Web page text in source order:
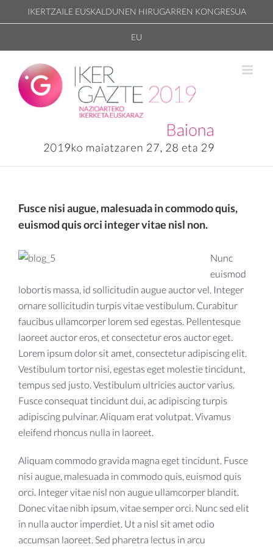
to
IKERTZAILE EUSKALDUNEN HIRUGARREN KONGRESUA
EU
Fusce nisi augue, malesuada in commodo quis,
euismod quis orci integer vitae nisl non.
Nunc
euismod
lobortis massa, id sollicitudin augue auctor vel. Integer
ornare sollicitudin turpis vitae vestibulum. Curabitur
faucibus ullamcorper lorem sed egestas. Pellentesque
laoreet auctor eros, et consectetur eros auctor eget.
Lorem ipsum dolor sit amet, consectetur adipiscing elit.
Vestibulum tortor nisi, egestas eget molestie tincidunt,
tempus sed justo. Vestibulum ultricies auctor varius.
Fusce consequat tincidunt dui, ac adipiscing turpis
adipiscing pulvinar. Aliquam erat volutpat. Vivamus
eleifend rhoncus nulla in laoreet.
Aliquam commodo gravida magna eget tincidunt. Fusce
nisi augue, malesuada in commodo quis, euismod quis
orci. Integer vitae nisl non augue ullamcorper blandit.
Donec vitae nibh ipsum, vitae semper orci. Nunc sed elit
in nulla auctor imperdiet. Ut a nisl sit amet odio
accumsan laoreet. Sed pharetra lectus in arcu